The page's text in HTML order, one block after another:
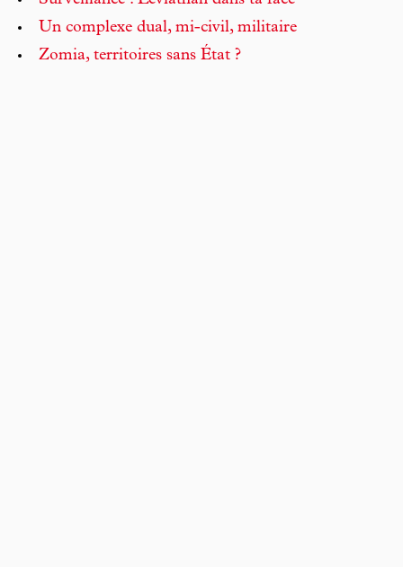
Un complexe dual, mi-civil, militaire
Zomia, territoires sans État ?